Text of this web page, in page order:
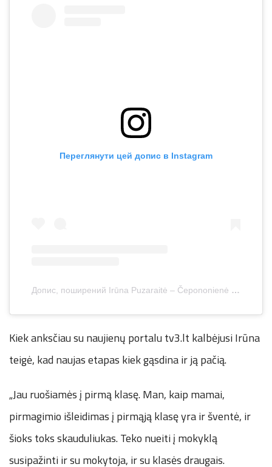
Переглянути цей допис в Instagram
Допис, поширений Irūna Puzaraitė – Čepononienė (@iruna_puzaraite_cepononiene)
Kiek anksčiau su naujienų portalu tv3.lt kalbėjusi Irūna
teigė, kad naujas etapas kiek gąsdina ir ją pačią.
„Jau ruošiamės į pirmą klasę. Man, kaip mamai,
pirmagimio išleidimas į pirmąją klasę yra ir šventė, ir
šioks toks skauduliukas. Teko nueiti į mokyklą
susipažinti ir su mokytoja, ir su klasės draugais.